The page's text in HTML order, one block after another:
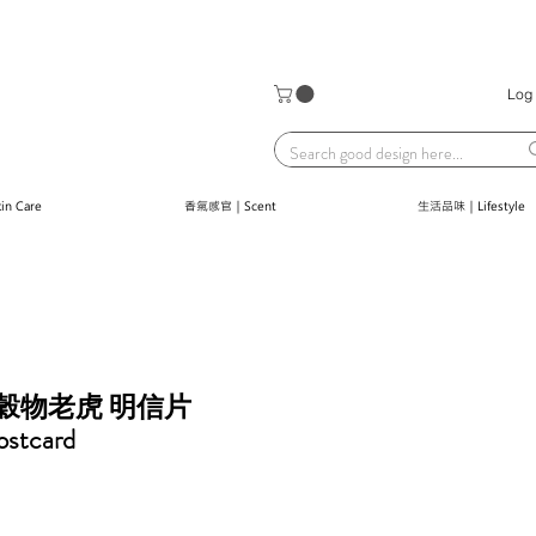
Log
Care 香氣感官｜Scent 生活品味｜Lifestyle
物老虎 明信片